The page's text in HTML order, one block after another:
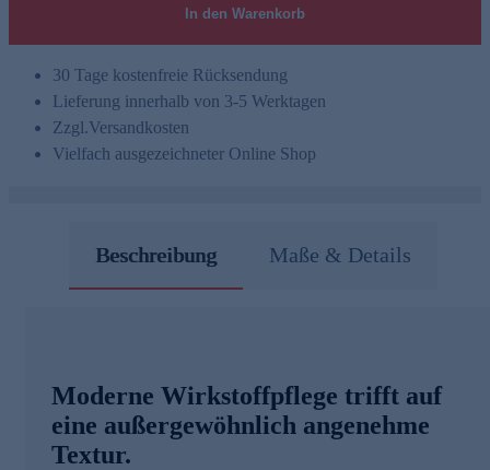
In den Warenkorb
30 Tage kostenfreie Rücksendung
Lieferung innerhalb von 3-5 Werktagen
Zzgl.Versandkosten
Vielfach ausgezeichneter Online Shop
Beschreibung Maße & Details
Moderne Wirkstoffpflege trifft auf
eine außergewöhnlich angenehme
Textur.